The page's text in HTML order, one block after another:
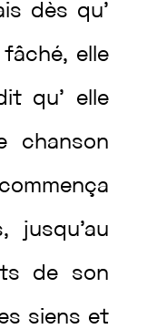
dès qu’
fâché, elle
qu’ elle
chanson
commença
, jusqu’au
de son
siens et